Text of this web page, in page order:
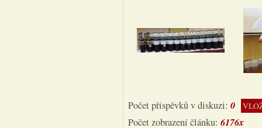
Počet příspěvků v diskuzi: 0
Počet zobrazení článku: 6176x